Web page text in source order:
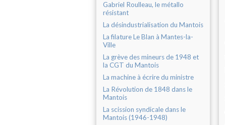
Gabriel Roulleau, le métallo
résistant
La désindustrialisation du Mantois
La filature Le Blan à Mantes-la-
Ville
La grève des mineurs de 1948 et
la CGT du Mantois
La machine à écrire du ministre
La Révolution de 1848 dans le
Mantois
La scission syndicale dans le
Mantois (1946-1948)